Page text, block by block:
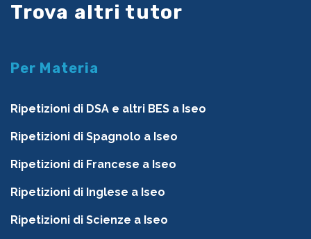
Trova altri tutor
Per Materia
Ripetizioni di DSA e altri BES a Iseo
Ripetizioni di Spagnolo a Iseo
Ripetizioni di Francese a Iseo
Ripetizioni di Inglese a Iseo
Ripetizioni di Scienze a Iseo